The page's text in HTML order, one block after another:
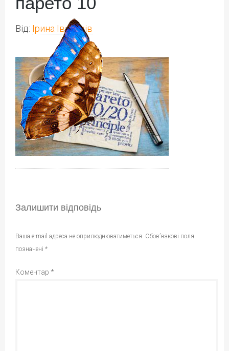
Від: Ірина Іваськів
Залишити відповідь
Ваша e-mail адреса не оприлюднюватиметься. Обов’язкові поля
позначені *
Коментар *